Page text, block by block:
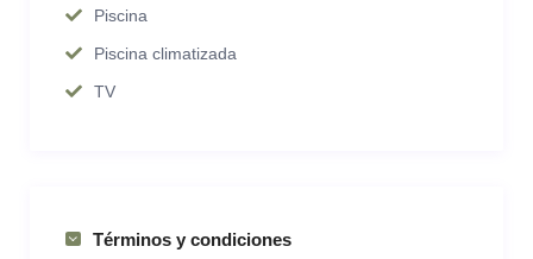
Piscina
Piscina climatizada
TV
Términos y condiciones